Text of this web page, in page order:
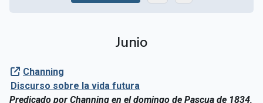
Junio
Channing
Discurso sobre la vida futura
Predicado por Channing en el domingo de Pascua de 1834,